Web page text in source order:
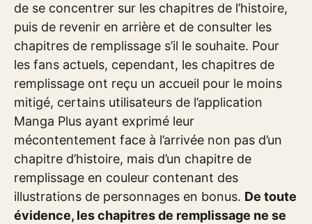
de se concentrer sur les chapitres de l’histoire,
puis de revenir en arrière et de consulter les
chapitres de remplissage s’il le souhaite. Pour
les fans actuels, cependant, les chapitres de
remplissage ont reçu un accueil pour le moins
mitigé, certains utilisateurs de l’application
Manga Plus ayant exprimé leur
mécontentement face à l’arrivée non pas d’un
chapitre d’histoire, mais d’un chapitre de
remplissage en couleur contenant des
illustrations de personnages en bonus. De toute
évidence, les chapitres de remplissage ne se